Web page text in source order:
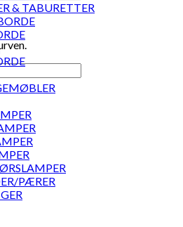
& TABURETTER
PÆRER